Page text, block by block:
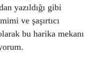
yazıldığı gibi
ve şaşırtıcı
bu harika mekanı